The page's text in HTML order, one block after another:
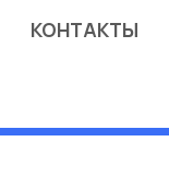
КОНТАКТЫ